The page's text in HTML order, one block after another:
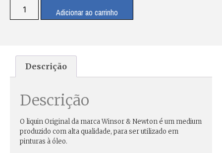
Adicionar ao carrinho
Descrição
Descrição
O liquin Original da marca Winsor & Newton é um medium
produzido com alta qualidade, para ser utilizado em
pinturas à óleo.